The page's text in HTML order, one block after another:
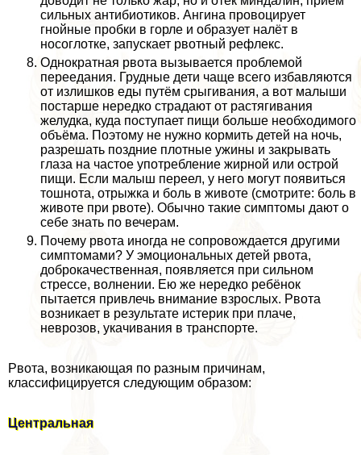
сильных антибиотиков. Ангина провоцирует
гнойные пробки в горле и образует налёт в
носоглотке, запускает рвотный рефлекс.
Однократная рвота вызывается проблемой
переедания. Грудные дети чаще всего избавляются
от излишков еды путём срыгивания, а вот малыши
постарше нередко страдают от растягивания
желудка, куда поступает пищи больше необходимого
объёма. Поэтому не нужно кормить детей на ночь,
разрешать поздние плотные ужины и закрывать
глаза на частое употрeбление жирной или острой
пищи. Если малыш переел, у него могут появиться
тошнота, отрыжка и боль в животе (смотрите: боль в
животе при рвоте). Обычно такие симптомы дают о
себе знать по вечерам.
Почему рвота иногда не сопровождается другими
симптомами? У эмоциональных детей рвота,
доброкачественная, появляется при сильном
стрессе, волнении. Ею же нередко ребёнок
пытается привлечь внимание взрослых. Рвота
возникает в результате истерик при плаче,
неврозов, укачивания в трaнcпорте.
Рвота, возникающая по разным причинам,
классифицируется следующим образом:
Центральная